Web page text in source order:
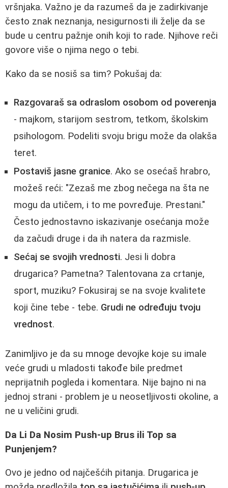
vršnjaka. Važno je da razumeš da je zadirkivanje
često znak neznanja, nesigurnosti ili želje da se
bude u centru pažnje onih koji to rade. Njihove reči
govore više o njima nego o tebi.
Kako da se nosiš sa tim? Pokušaj da:
Razgovaraš sa odraslom osobom od poverenja
- majkom, starijom sestrom, tetkom, školskim
psihologom. Podeliti svoju brigu može da olakša
teret.
Postaviš jasne granice. Ako se osećaš hrabro,
možeš reći: "Zezaš me zbog nečega na šta ne
mogu da utičem, i to me povređuje. Prestani."
Često jednostavno iskazivanje osećanja može
da začudi druge i da ih natera da razmisle.
Sećaj se svojih vrednosti. Jesi li dobra
drugarica? Pametna? Talentovana za crtanje,
sport, muziku? Fokusiraj se na svoje kvalitete
koji čine tebe - tebe. Grudi ne određuju tvoju
vrednost.
Zanimljivo je da su mnoge devojke koje su imale
veće grudi u mladosti takođe bile predmet
neprijatnih pogleda i komentara. Nije bajno ni na
jednoj strani - problem je u neosetljivosti okoline, a
ne u veličini grudi.
Da Li Da Nosim Push-up Brus ili Top sa
Punjenjem?
Ovo je jedno od najčešćih pitanja. Drugarica je